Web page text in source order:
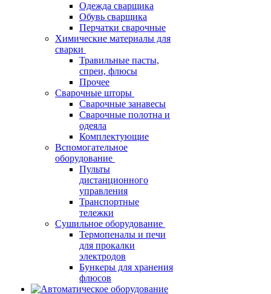
Одежда сварщика
Обувь сварщика
Перчатки сварочные
Химические материалы для
сварки
Травильные пасты,
спреи, флюсы
Прочее
Сварочные шторы
Сварочные занавесы
Сварочные полотна и
одеяла
Комплектующие
Вспомогательное
оборудование
Пульты
дистанционного
управления
Транспортные
тележки
Сушильное оборудование
Термопеналы и печи
для прокалки
электродов
Бункеры для хранения
флюсов